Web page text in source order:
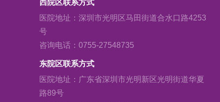
西院区联系方式
医院地址：深圳市光明区马田街道合水口路4253
号
咨询电话：0755-27548735
东院区联系方式
医院地址：广东省深圳市光明新区光明街道华夏
路89号